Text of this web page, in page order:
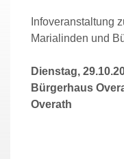
Infoveranstaltung
Marialinden und
Dienstag,
Bürgerhaus
Overath